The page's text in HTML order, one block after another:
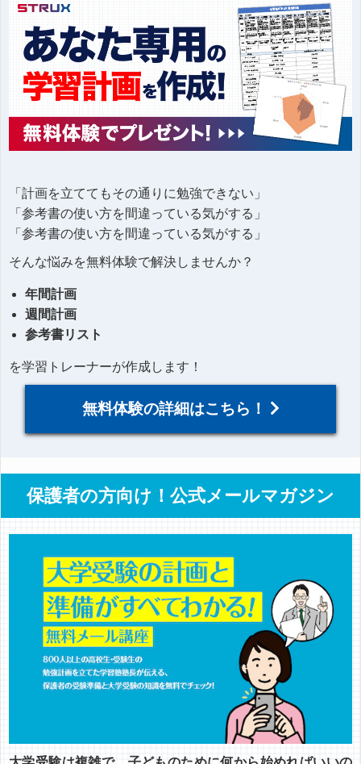
「計画を立ててもその通りに勉強できない」
「参考書の使い方を間違っている気がする」
「参考書の使い方を間違っている気がする」
そんな悩みを無料体験で解決しませんか？
年間計画
週間計画
参考書リスト
を学習トレーナーが作成します！
無料体験の詳細はこちら！
保護者の方向け！公式メールマガジン